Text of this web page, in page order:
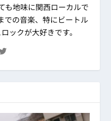
も地味に関西ローカルで
での音楽、特にビートル
ックが大好きです。